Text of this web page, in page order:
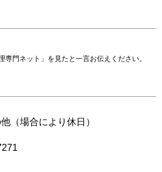
専門ネット」を見たと一言お伝えください。
（場合により休日）